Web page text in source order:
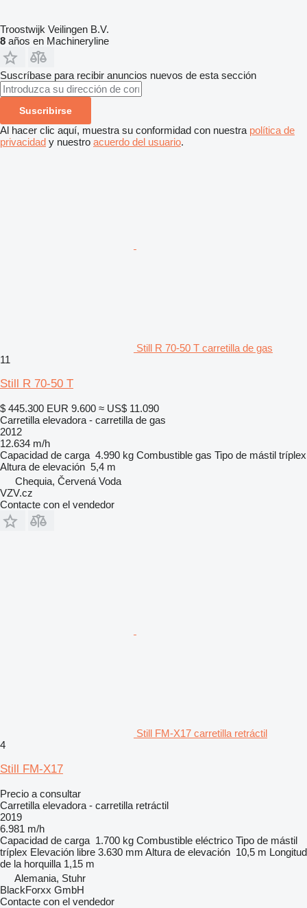
Troostwijk Veilingen B.V.
8 años en Machineryline
Suscríbase para recibir anuncios nuevos de esta sección
Suscribirse
Al hacer clic aquí, muestra su conformidad con nuestra política de
privacidad y nuestro acuerdo del usuario.
Still R 70-50 T carretilla de gas
11
Still R 70-50 T
$ 445.300 EUR 9.600 ≈ US$ 11.090
Carretilla elevadora - carretilla de gas
2012
12.634 m/h
Capacidad de carga 4.990 kg Combustible gas Tipo de mástil tríplex
Altura de elevación 5,4 m
Chequia, Červená Voda
VZV.cz
Contacte con el vendedor
Still FM-X17 carretilla retráctil
4
Still FM-X17
Precio a consultar
Carretilla elevadora - carretilla retráctil
2019
6.981 m/h
Capacidad de carga 1.700 kg Combustible eléctrico Tipo de mástil
tríplex Elevación libre 3.630 mm Altura de elevación 10,5 m Longitud
de la horquilla 1,15 m
Alemania, Stuhr
BlackForxx GmbH
Contacte con el vendedor